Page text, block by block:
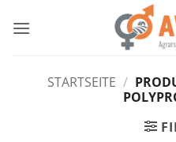
Inhalt
STARTSEITE /